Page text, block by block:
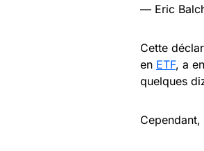
— Eric
Cette
en ETF, a
quelques